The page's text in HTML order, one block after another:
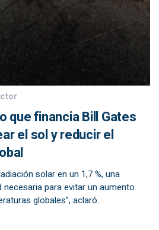
que financia Bill Gates
el sol y reducir el
solar en un 1,7 %, una
para evitar un aumento
globales”, aclaró.